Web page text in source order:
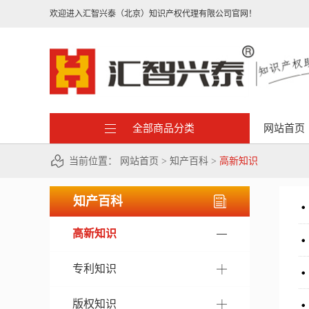
欢迎进入汇智兴泰（北京）知识产权代理有限公司官网！
全部商品分类 网站首页
当前位置： 网站首页 > 知产百科 > 高新知识
知产百科
高新知识
专利知识
版权知识